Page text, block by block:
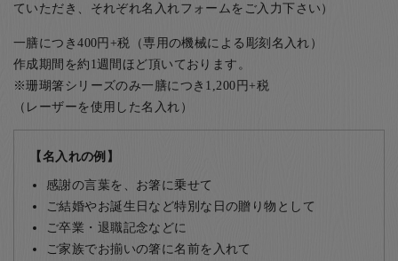
ていただき、それぞれ名入れフォームをご入力下さい）
一膳につき400円+税（専用の機械による彫刻名入れ）
作成期間を約1週間ほど頂いております。
※珊瑚箸シリーズのみ一膳につき1,200円+税
（レーザーを使用した名入れ）
【名入れの例】
感謝の言葉を、お箸に乗せて
ご結婚やお誕生日など特別な日の贈り物として
ご卒業・退職記念などに
ご家族でお揃いの箸に名前を入れて